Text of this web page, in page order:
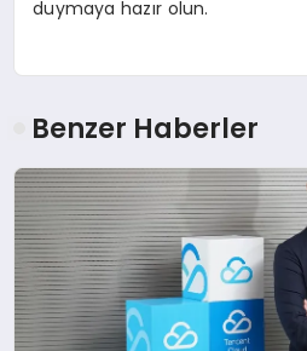
duymaya hazır olun.
Benzer Haberler